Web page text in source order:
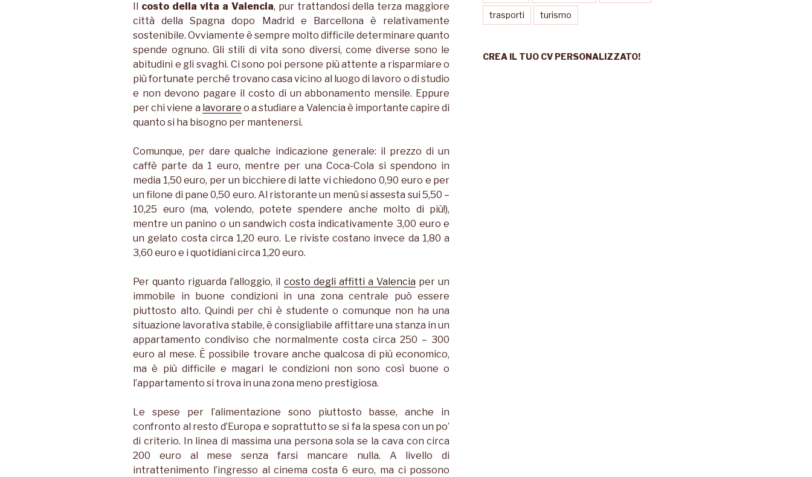
Il costo della vita a Valencia, pur trattandosi della terza maggiore
città della Spagna dopo Madrid e Barcellona è relativamente
sostenibile. Ovviamente è sempre molto difficile determinare quanto
spende ognuno. Gli stili di vita sono diversi, come diverse sono le
abitudini e gli svaghi. Ci sono poi persone più attente a risparmiare o
più fortunate perché trovano casa vicino al luogo di lavoro o di studio
e non devono pagare il costo di un abbonamento mensile. Eppure
per chi viene a lavorare o a studiare a Valencia è importante capire di
quanto si ha bisogno per mantenersi.
Comunque, per dare qualche indicazione generale: il prezzo di un
caffè parte da 1 euro, mentre per una Coca-Cola si spendono in
media 1,50 euro, per un bicchiere di latte vi chiedono 0,90 euro e per
un filone di pane 0,50 euro. Al ristorante un menù si assesta sui 5,50 –
10,25 euro (ma, volendo, potete spendere anche molto di più!),
mentre un panino o un sandwich costa indicativamente 3,00 euro e
un gelato costa circa 1,20 euro. Le riviste costano invece da 1,80 a
3,60 euro e i quotidiani circa 1,20 euro.
Per quanto riguarda l’alloggio, il costo degli affitti a Valencia per un
immobile in buone condizioni in una zona centrale può essere
piuttosto alto. Quindi per chi è studente o comunque non ha una
situazione lavorativa stabile, è consigliabile affittare una stanza in un
appartamento condiviso che normalmente costa circa 250 – 300
euro al mese. È possibile trovare anche qualcosa di più economico,
ma è più difficile e magari le condizioni non sono così buone o
l’appartamento si trova in una zona meno prestigiosa.
Le spese per l’alimentazione sono piuttosto basse, anche in
confronto al resto d’Europa e soprattutto se si fa la spesa con un po’
di criterio. In linea di massima una persona sola se la cava con circa
200 euro al mese senza farsi mancare nulla. A livello di
intrattenimento l’ingresso al cinema costa 6 euro, ma ci possono
trasporti turismo
CREA IL TUO CV PERSONALIZZATO!